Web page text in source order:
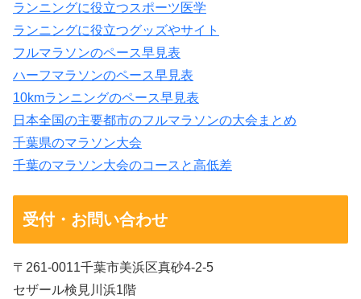
ランニングに役立つスポーツ医学
ランニングに役立つグッズやサイト
フルマラソンのペース早見表
ハーフマラソンのペース早見表
10kmランニングのペース早見表
日本全国の主要都市のフルマラソンの大会まとめ
千葉県のマラソン大会
千葉のマラソン大会のコースと高低差
受付・お問い合わせ
〒261-0011千葉市美浜区真砂4-2-5
セザール検見川浜1階